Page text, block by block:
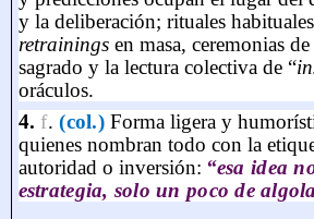
y la deliberación; rituales
retrainingsen masa, ceremonias de
sagrado y la lectura colectiva de “
oráculos.
4. f.(col.) Forma ligera y
quienes nombran todo con la
autoridad o inversión: “esa idea
estrategia, solo un poco de